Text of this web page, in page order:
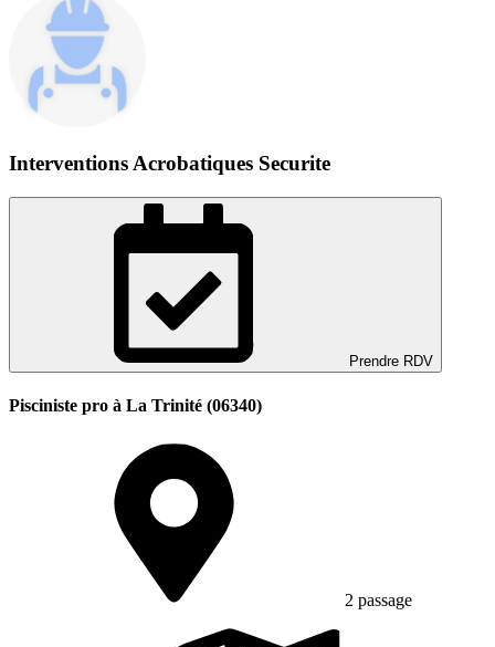
Interventions Acrobatiques Securite
Prendre RDV
Pisciniste pro à La Trinité (06340)
2 passage